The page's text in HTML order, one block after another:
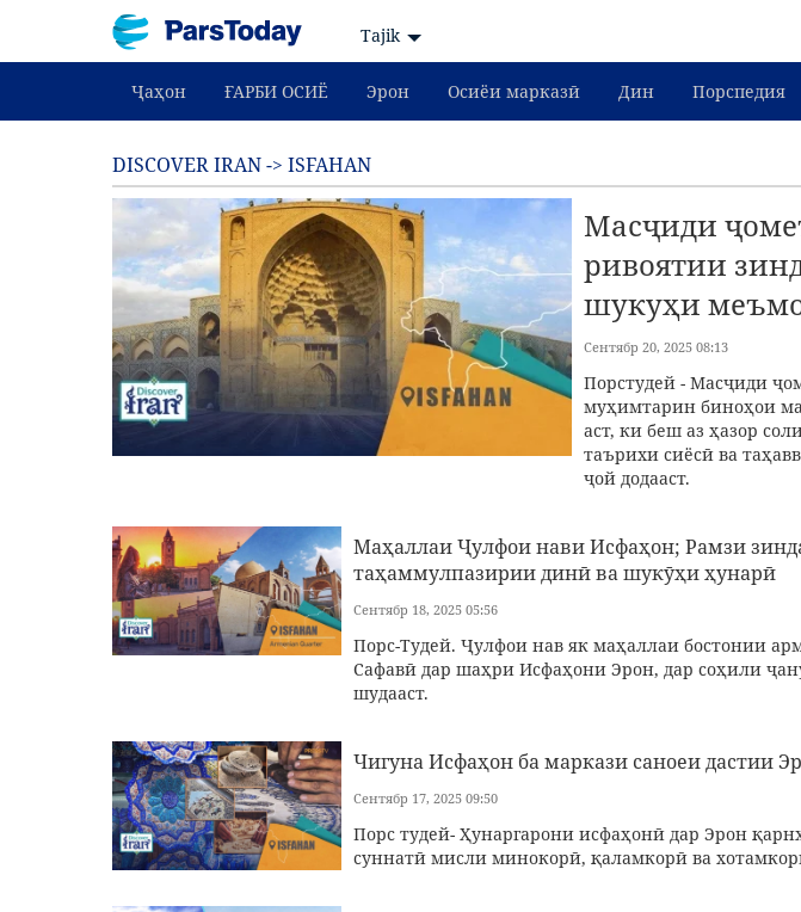
Tajik
Ҷаҳон ҒАРБИ ОСИЁ Эрон Осиёи марказӣ Дин Порспедия
DISCOVER IRAN -> ISFAHAN
Масҷиди
ривоятии
шукуҳи
Сентябр 20, 2025 08:13
Порстудей - Масҷиди
муҳимтарин биноҳои
аст, ки беш аз ҳазор
таърихи сиёсӣ ва
ҷой додааст.
Маҳаллаи Ҷулфои нави Исфаҳон; Рамзи
таҳаммулпазирии динӣ ва шукӯҳи ҳунарӣ
Сентябр 18, 2025 05:56
Порс-Тудей. Ҷулфои нав як маҳаллаи бостонии
Сафавӣ дар шаҳри Исфаҳони Эрон, дар соҳили
шудааст.
Чигуна Исфаҳон ба маркази саноеи дастии
Сентябр 17, 2025 09:50
Порс тудей- Ҳунаргарони исфаҳонӣ дар Эрон
суннатӣ мисли минокорӣ, қаламкорӣ ва